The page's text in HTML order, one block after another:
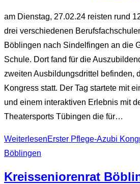
am Dienstag, 27.02.24 reisten rund
drei verschiedenen
Böblingen nach Sindelfingen an die
Schule. Dort fand für die
zweiten Ausbildungsdrittel befinden,
Kongress statt. Der Tag startete mit
und einem interaktiven Erlebnis mit
Theatersports Tübingen die für…
WeiterlesenErster Pflege-Azubi
Böblingen
Kreisseniorenrat